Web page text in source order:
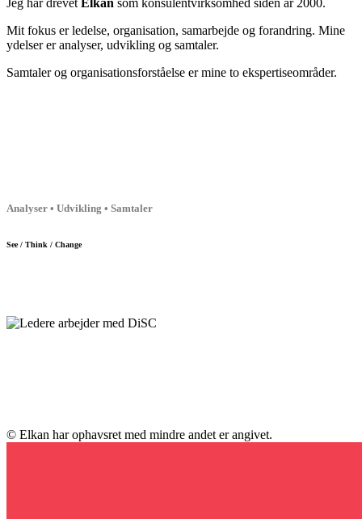
Jeg har drevet Elkan som konsulentvirksomhed siden år 2000.
Mit fokus er ledelse, organisation, samarbejde og forandring. Mine
ydelser er analyser, udvikling og samtaler.
Samtaler og organisationsforståelse er mine to ekspertiseområder.
Analyser • Udvikling • Samtaler
See / Think / Change
© Elkan har ophavsret med mindre andet er angivet.